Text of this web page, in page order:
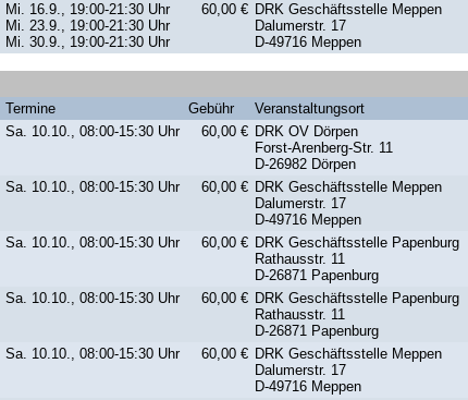
Mi. 16.9., 19:00-21:30 Uhr
Mi. 23.9., 19:00-21:30 Uhr
Mi. 30.9., 19:00-21:30 Uhr
60,00 € DRK Geschäftsstelle Meppen
Dalumerstr. 17
D-49716 Meppen
Termine Gebühr Veranstaltungsort
Sa. 10.10., 08:00-15:30 Uhr 60,00 € DRK OV Dörpen
Forst-Arenberg-Str. 11
D-26982 Dörpen
Sa. 10.10., 08:00-15:30 Uhr 60,00 € DRK Geschäftsstelle Meppen
Dalumerstr. 17
D-49716 Meppen
Sa. 10.10., 08:00-15:30 Uhr 60,00 € DRK Geschäftsstelle Papenburg
Rathausstr. 11
D-26871 Papenburg
Sa. 10.10., 08:00-15:30 Uhr 60,00 € DRK Geschäftsstelle Papenburg
Rathausstr. 11
D-26871 Papenburg
Sa. 10.10., 08:00-15:30 Uhr 60,00 € DRK Geschäftsstelle Meppen
Dalumerstr. 17
D-49716 Meppen